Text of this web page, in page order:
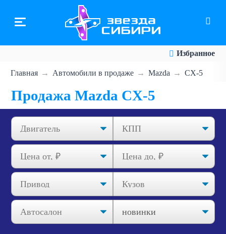
основному
Избранное
Главная Автомобили в продаже Mazda CX-5
Продажа Mazda CX-5